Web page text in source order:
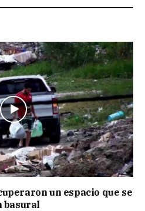
un espacio que se
basural